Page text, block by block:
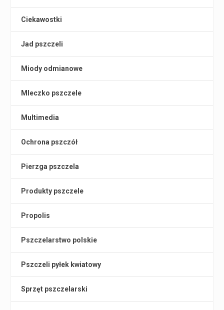
Ciekawostki
Jad pszczeli
Miody odmianowe
Mleczko pszczele
Multimedia
Ochrona pszczół
Pierzga pszczela
Produkty pszczele
Propolis
Pszczelarstwo polskie
Pszczeli pyłek kwiatowy
Sprzęt pszczelarski